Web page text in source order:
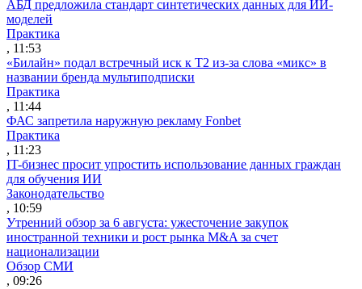
АБД предложила стандарт синтетических данных для ИИ-
моделей
Практика
, 11:53
«Билайн» подал встречный иск к Т2 из-за слова «микс» в
названии бренда мультиподписки
Практика
, 11:44
ФАС запретила наружную рекламу Fonbet
Практика
, 11:23
IT-бизнес просит упростить использование данных граждан
для обучения ИИ
Законодательство
, 10:59
Утренний обзор за 6 августа: ужесточение закупок
иностранной техники и рост рынка M&A за счет
национализации
Обзор СМИ
, 09:26